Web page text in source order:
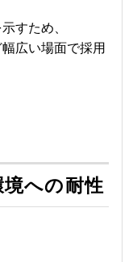
すため、
広い場面で採用
への耐性